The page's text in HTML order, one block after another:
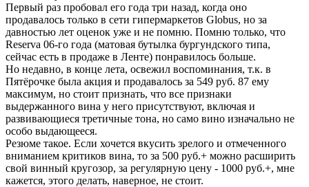
Первый раз пробовал его года три назад, когда оно
продавалось только в сети гипермаркетов Globus, но за
давностью лет оценок уже и не помню. Помню только, что
Reserva 06-го года (матовая бутылка бургундского типа,
сейчас есть в продаже в Ленте) понравилось больше.
Но недавно, в конце лета, освежил воспоминания, т.к. в
Пятёрочке была акция и продавалось за 549 руб. 87 ему
максимум, но стоит признать, что все признаки
выдержанного вина у него присутствуют, включая и
развивающиеся третичные тона, но само вино изначально не
особо выдающееся.
Резюме такое. Если хочется вкусить зрелого и отмеченного
вниманием критиков вина, то за 500 руб.+ можно расширить
свой винный кругозор, за регулярную цену - 1000 руб.+, мне
кажется, этого делать, наверное, не стоит.